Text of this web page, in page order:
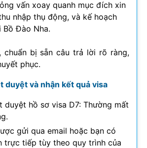
vấn xoay quanh mục đích xin
nhập thụ động, và kế hoạch
Bồ Đào Nha.
chuẩn bị sẵn câu trả lời rõ ràng,
phục.
duyệt và nhận kết quả visa
duyệt hồ sơ visa D7: Thường mất
gửi qua email hoặc bạn có
trực tiếp tùy theo quy trình của